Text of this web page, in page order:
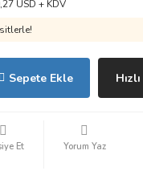
USD + KDV
Sepete Ekle
Et Yorum Yaz